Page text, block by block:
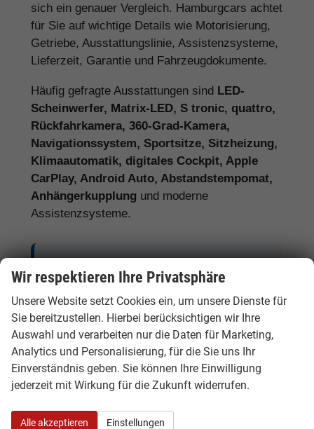
sich ein genauer Vergleich. Hamburgcars achtet
für Sie auf wichtige Details wie Motorisierung,
Getriebe, Ausstattungslinie, Assistenzsysteme,
Lieferzeit, Garantie und Fahrzeugdokumente.
Häufig gefragte Ausstattungen sind LED-
Scheinwerfer, Matrix-LED, S tronic, quattro,
Rückfahrkamera, 360-Grad-Kamera,
Navigationssystem, Sportsitze, Sitzheizung,
Klimaautomatik, digitales Cockpit, Apple
CarPlay, Android Auto, Abstandstempomat,
Anhängerkupplung und moderne
Assistenzsysteme.
Tipp:
Vergleichen Sie bei Audi EU-
Neuwagen nicht nur den Kaufpreis,
sondern auch Ausstattung, Lieferzeit,
Garantieumfang und mögliche
tatsächlichen Preisvorteil.
Wir respektieren Ihre Privatsphäre
Unsere Website setzt Cookies ein, um unsere Dienste für
Sie bereitzustellen. Hierbei berücksichtigen wir Ihre
Auswahl und verarbeiten nur die Daten für Marketing,
Analytics und Personalisierung, für die Sie uns Ihr
Einverständnis geben. Sie können Ihre Einwilligung
jederzeit mit Wirkung für die Zukunft widerrufen.
Alle akzeptieren Einstellungen